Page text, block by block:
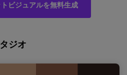
ビジュアルを無料生成
ジオ